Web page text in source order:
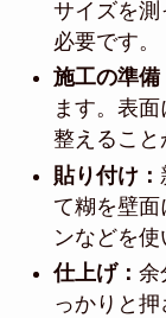
サイズを
必要です。
施工の準備
ます。表
整えること
貼り付け：
て糊を壁
ンなどを使
仕上げ： 余
っかりと押